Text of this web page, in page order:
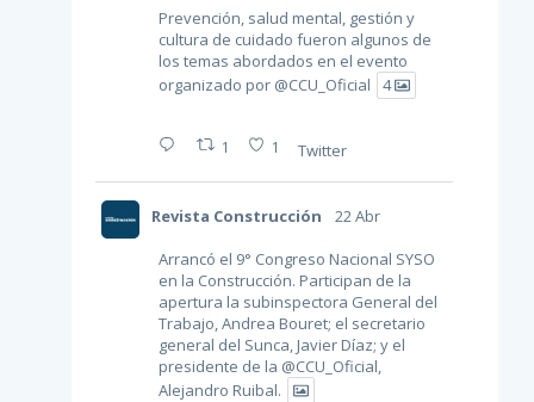
Prevención, salud mental, gestión y
cultura de cuidado fueron algunos de
los temas abordados en el evento
organizado por @CCU_Oficial 4
1 1 Twitter
Revista Construcción
22 Abr
Arrancó el 9° Congreso Nacional SYSO
en la Construcción. Participan de la
apertura la subinspectora General del
Trabajo, Andrea Bouret; el secretario
general del Sunca, Javier Díaz; y el
presidente de la @CCU_Oficial
Alejandro Ruibal.